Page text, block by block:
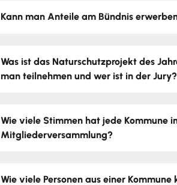
Kann man Anteile am Bündnis
Was ist das Naturschutzprojekt des
man teilnehmen und wer ist in der Jury?
Wie viele Stimmen hat jede Kommune
Mitgliederversammlung?
Wie viele Personen aus einer Kommune